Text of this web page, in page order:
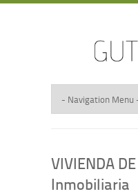
VIVIENDA
Inmobiliaria